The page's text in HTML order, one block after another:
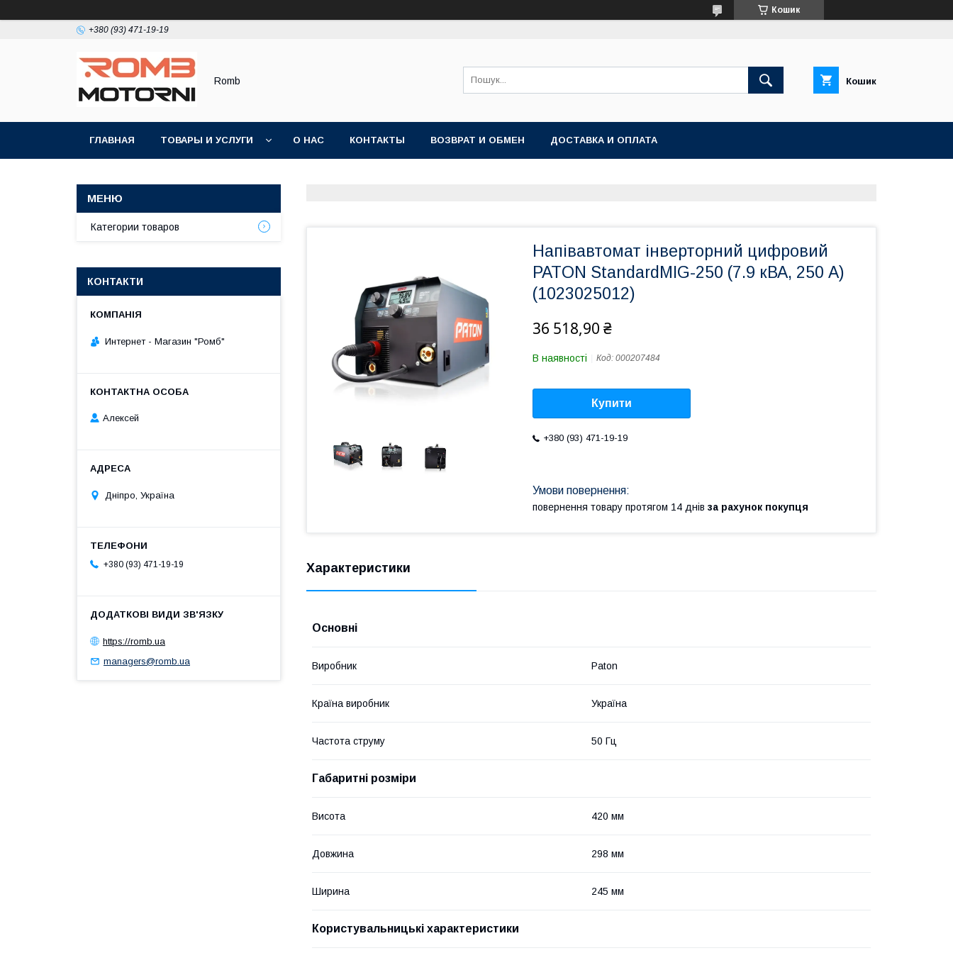
Кошик
+380 (93) 471-19-19
Romb Кошик
ГЛАВНАЯ ТОВАРЫ И УСЛУГИ О НАС КОНТАКТЫ ВОЗВРАТ И ОБМЕН ДОСТАВКА И ОПЛАТА
Напівавтомат інверторний цифровий
PATON StandardMIG-250 (7.9 кВА, 250 А)
(1023025012)
36 518,90 ₴
В наявності Код: 000207484
Купити
+380 (93) 471-19-19
повернення товару протягом 14 днів за рахунок покупця
Характеристики
Основні
Виробник Paton
Країна виробник Україна
Частота струму 50 Гц
Габаритні розміри
Висота 420 мм
Довжина 298 мм
Ширина 245 мм
Користувальницькі характеристики
Категории товаров
КОНТАКТИ
Интернет - Магазин "Ромб"
Алексей
Дніпро, Україна
+380 (93) 471-19-19
https://romb.ua
managers@romb.ua